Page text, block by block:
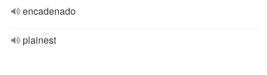
encadenado
plainest